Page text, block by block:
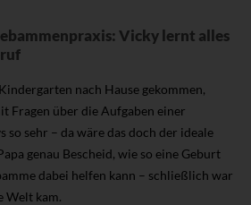
Vicky lernt alles
nach Hause gekommen,
Fragen über die Aufgaben einer
so sehr – da wäre das doch der ideale
genau Bescheid, wie so eine Geburt
dabei helfen kann – schließlich war
Welt kam.